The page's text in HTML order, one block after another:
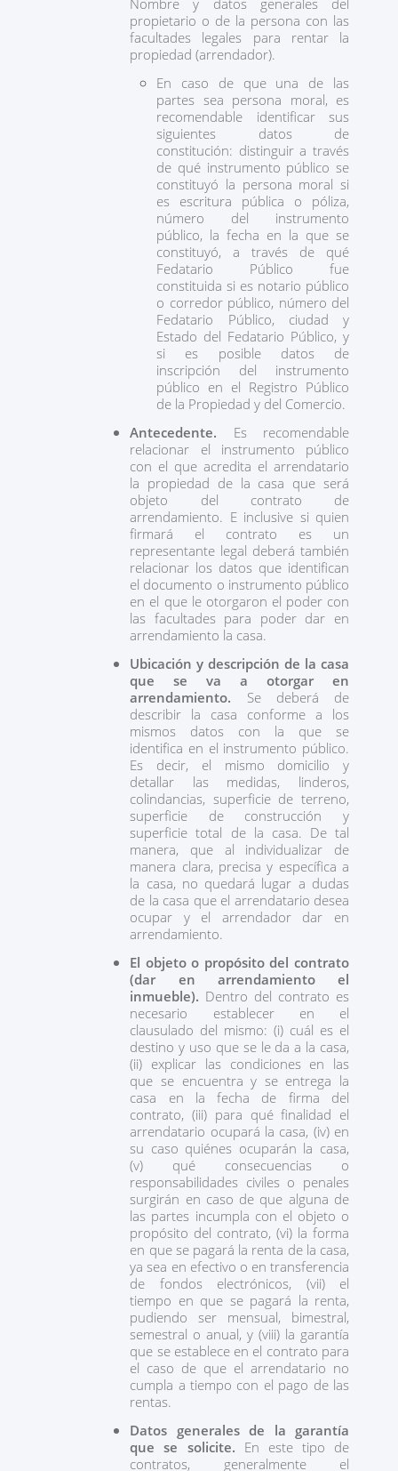
Nombre y datos generales del
propietario o de la persona con las
facultades legales para rentar la
propiedad (arrendador).
En caso de que una de las
partes sea persona moral, es
recomendable identificar sus
siguientes datos de
constitución: distinguir a través
de qué instrumento público se
constituyó la persona moral si
es escritura pública o póliza,
número del instrumento
público, la fecha en la que se
constituyó, a través de qué
Fedatario Público fue
constituida si es notario público
o corredor público, número del
Fedatario Público, ciudad y
Estado del Fedatario Público, y
si es posible datos de
inscripción del instrumento
público en el Registro Público
de la Propiedad y del Comercio.
Antecedente. Es recomendable
relacionar el instrumento público
con el que acredita el arrendatario
la propiedad de la casa que será
objeto del contrato de
arrendamiento. E inclusive si quien
firmará el contrato es un
representante legal deberá también
relacionar los datos que identifican
el documento o instrumento público
en el que le otorgaron el poder con
las facultades para poder dar en
arrendamiento la casa.
Ubicación y descripción de la casa
que se va a otorgar en
arrendamiento. Se deberá de
describir la casa conforme a los
mismos datos con la que se
identifica en el instrumento público.
Es decir, el mismo domicilio y
detallar las medidas, linderos,
colindancias, superficie de terreno,
superficie de construcción y
superficie total de la casa. De tal
manera, que al individualizar de
manera clara, precisa y específica a
la casa, no quedará lugar a dudas
de la casa que el arrendatario desea
ocupar y el arrendador dar en
arrendamiento.
El objeto o propósito del contrato
(dar en arrendamiento el
inmueble). Dentro del contrato es
necesario establecer en el
clausulado del mismo: (i) cuál es el
destino y uso que se le da a la casa,
(ii) explicar las condiciones en las
que se encuentra y se entrega la
casa en la fecha de firma del
contrato, (iii) para qué finalidad el
arrendatario ocupará la casa, (iv) en
su caso quiénes ocuparán la casa,
(v) qué consecuencias o
responsabilidades civiles o penales
surgirán en caso de que alguna de
las partes incumpla con el objeto o
propósito del contrato, (vi) la forma
en que se pagará la renta de la casa,
ya sea en efectivo o en transferencia
de fondos electrónicos, (vii) el
tiempo en que se pagará la renta,
pudiendo ser mensual, bimestral,
semestral o anual, y (viii) la garantía
que se establece en el contrato para
el caso de que el arrendatario no
cumpla a tiempo con el pago de las
rentas.
Datos generales de la garantía
que se solicite. En este tipo de
contratos, generalmente el